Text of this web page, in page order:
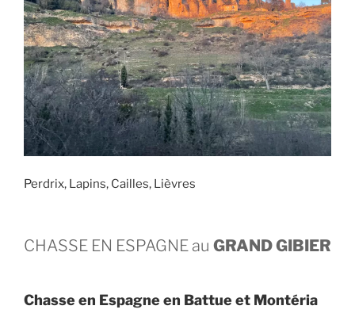
Perdrix, Lapins, Cailles, Lièvres
CHASSE EN ESPAGNE au GRAND GIBIER
Chasse en Espagne en Battue et Montéria